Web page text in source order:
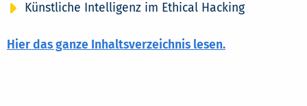
Künstliche Intelligenz im Ethical Hacking
Hier das ganze Inhaltsverzeichnis lesen.